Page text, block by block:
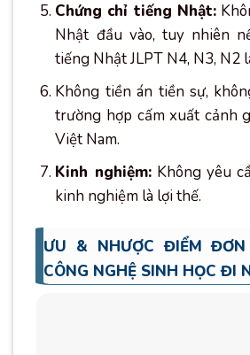
Chứng chỉ tiếng Nhật:
Nhật đầu vào, tuy nhiên
tiếng Nhật JLPT N4, N3, N2
Không tiền án tiền sự,
trường hợp cấm xuất cảnh
Việt Nam.
Kinh nghiệm:Không yêu
kinh nghiệm là lợi thế.
ƯU & NHƯỢC ĐIỂM
CÔNG NGHỆ SINH HỌC ĐI